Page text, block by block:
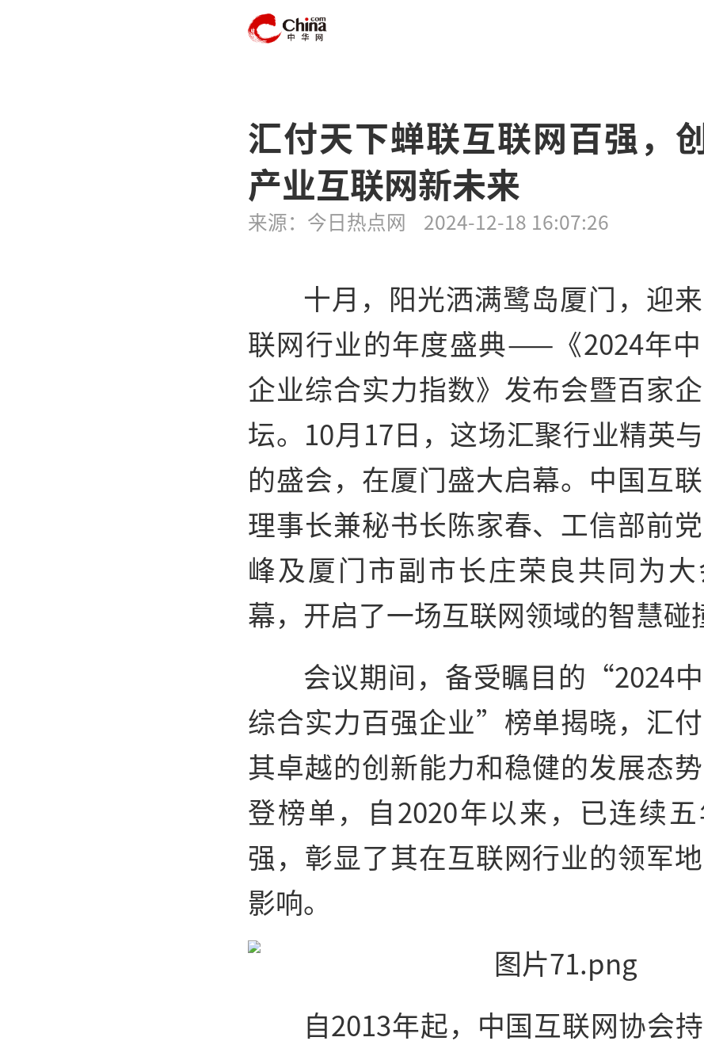
汇付天下蝉联互联网百强，
产业互联网新未来
来源：今日热点网 2024-12-18 16:07:26
十月，阳光洒满鹭岛厦门，迎
联网行业的年度盛典——《2024年
企业综合实力指数》发布会暨百家
坛。10月17日，这场汇聚行业精英
的盛会，在厦门盛大启幕。 中国互
理事长兼秘书长陈家春、工信部前
峰及厦门市副市长庄荣良共同为
幕，开启了一场互联网领域的智慧碰
会议期间，备受瞩目的“2024
综合实力百强企业”榜单揭晓，汇
其卓越的创新能力和稳健的发展态
登榜单，自2020年以来，已连续
强，彰显了其在互联网行业的领军
影响。
自2013年起， 中国互联网协会